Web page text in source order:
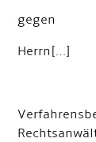
gegen
Herrn[…]